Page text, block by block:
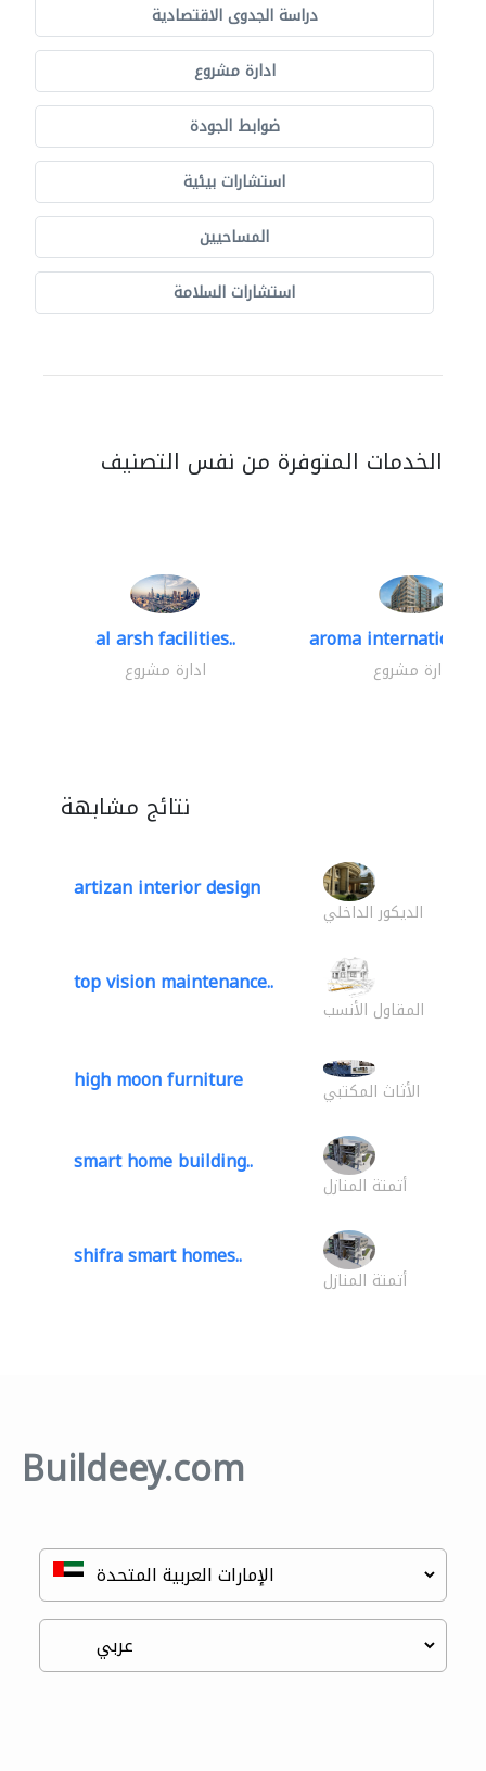
دراسة الجدوى الاقتصادية
ادارة مشروع
ضوابط الجودة
استشارات بيئية
المساحيين
استشارات السلامة
الخدمات المتوفرة من نفس التصنيف
al arsh facilities..
ادارة مشروع
aroma international
ادارة مشروع
نتائج مشابهة
artizan interior design
الديكور الداخلي
top vision maintenance..
المقاول الأنسب
high moon furniture الأثاث المكتبي
smart home building..
أتمتة المنازل
shifra smart homes..
أتمتة المنازل
Buildeey.com